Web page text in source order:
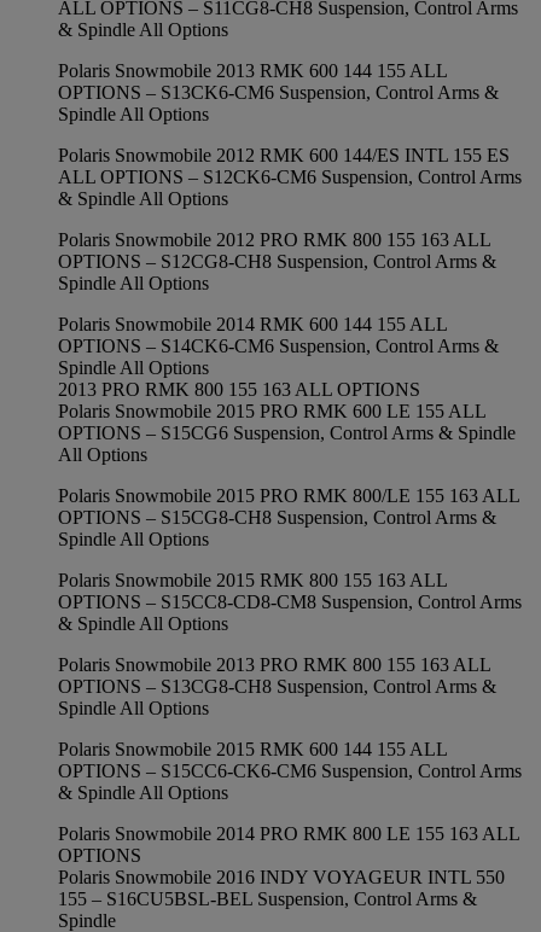
ALL OPTIONS – S11CG8-CH8 Suspension, Control Arms
& Spindle All Options
Polaris Snowmobile 2013 RMK 600 144 155 ALL
OPTIONS – S13CK6-CM6 Suspension, Control Arms &
Spindle All Options
Polaris Snowmobile 2012 RMK 600 144/ES INTL 155 ES
ALL OPTIONS – S12CK6-CM6 Suspension, Control Arms
& Spindle All Options
Polaris Snowmobile 2012 PRO RMK 800 155 163 ALL
OPTIONS – S12CG8-CH8 Suspension, Control Arms &
Spindle All Options
Polaris Snowmobile 2014 RMK 600 144 155 ALL
OPTIONS – S14CK6-CM6 Suspension, Control Arms &
Spindle All Options
2013 PRO RMK 800 155 163 ALL OPTIONS
Polaris Snowmobile 2015 PRO RMK 600 LE 155 ALL
OPTIONS – S15CG6 Suspension, Control Arms & Spindle
All Options
Polaris Snowmobile 2015 PRO RMK 800/LE 155 163 ALL
OPTIONS – S15CG8-CH8 Suspension, Control Arms &
Spindle All Options
Polaris Snowmobile 2015 RMK 800 155 163 ALL
OPTIONS – S15CC8-CD8-CM8 Suspension, Control Arms
& Spindle All Options
Polaris Snowmobile 2013 PRO RMK 800 155 163 ALL
OPTIONS – S13CG8-CH8 Suspension, Control Arms &
Spindle All Options
Polaris Snowmobile 2015 RMK 600 144 155 ALL
OPTIONS – S15CC6-CK6-CM6 Suspension, Control Arms
& Spindle All Options
Polaris Snowmobile 2014 PRO RMK 800 LE 155 163 ALL
OPTIONS
Polaris Snowmobile 2016 INDY VOYAGEUR INTL 550
155 – S16CU5BSL-BEL Suspension, Control Arms &
Spindle